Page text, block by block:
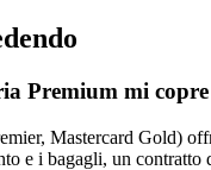
Premium mi
Mastercard Gold)
e i bagagli, un contratto